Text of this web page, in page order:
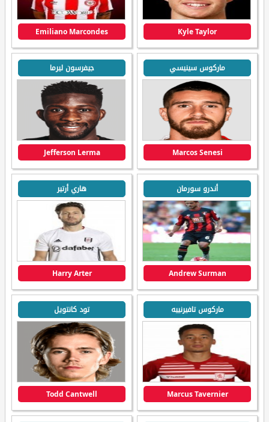
Kyle Taylor
Emiliano Marcondes
ماركوس سينيسي
Marcos Senesi
جيفرسون ليرما
Jefferson Lerma
أندرو سورمان
Andrew Surman
هاري أرتير
Harry Arter
ماركوس تافيرنييه
Marcus Tavernier
تود كانتويل
Todd Cantwell